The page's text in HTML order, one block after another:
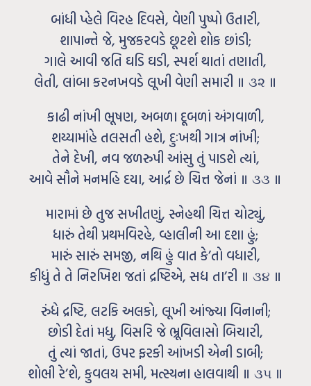
બાંધી પ્‍હેલે વિરહ દિવસે, વેણી પુષ્પો ઉતારી,
શાપાન્તે જે, મુજકરવડે છૂટશે શોક છાંડી;
ગાલે આવી જતિ ઘડિ ઘડી, સ્પર્શ થાતાં તણાતી,
લેતી, લાંબા કરનખવડે લૂખી વેણી સમારી ॥ ૩૨ ॥
કાઢી નાંખી ભૂષણ, અબળા દૂબળાં અંગવાળી,
શય્યામાંહે તલસતી હશે, દુઃખથી ગાત્ર નાંખી;
તેને દેખી, નવ જળરુપી આંસુ તું પાડશે ત્યાં,
આવે સૌને મનમહિ દયા, આર્દ્ર છે ચિત્ત જેનાં ॥ ૩૩ ॥
મારામાં છે તુજ સખીતણું, સ્નેહથી ચિત્ત ચોટ્યું,
ધારું તેથી પ્રથમવિરહે, વ્હાલીની આ દશા હું;
મારું સારું સમજી, નથિ હું વાત કે’તો વધારી,
કીધું તે તે નિરખિશ જતાં દ્રષ્ટિએ, સદ્ય તા’રી ॥ ૩૪ ॥
રુંધે દ્રષ્ટિ, લટકિ અલકો, લૂખી આંજ્યા વિનાની;
છોડી દેતાં મધુ, વિસરિ જે ભ્રૂવિલાસો બિચારી,
તું ત્યાં જાતાં, ઉપર ફરકી આંખડી એની ડાબી;
શોભી રે’શે, કુવલય સમી, મત્સ્યના હાલવાથી ॥ ૩૫ ॥